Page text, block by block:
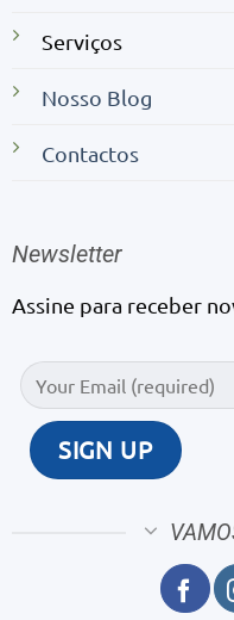
Serviços
Nosso Blog
Contactos
Newsletter
Assine para receber